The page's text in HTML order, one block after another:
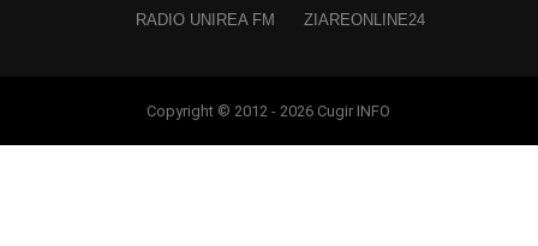
RADIO UNIREA FM
ZIAREONLINE24
Copyright © 2012 - 2026 Cugir INFO